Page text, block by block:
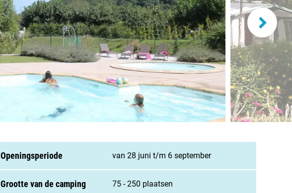
Nederland
België
Luxemburg
Frankrijk
Nieuws / blog
Openingsperiode van 28 juni t/m 6 september
Grootte van de camping 75 - 250 plaatsen